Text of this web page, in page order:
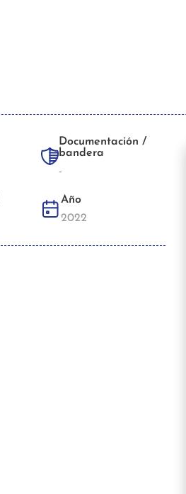
Documentación /
bandera
-
Año
2022